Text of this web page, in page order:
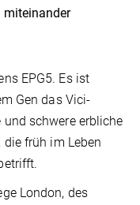
miteinander
EPG5. Es ist
Gen das Vici-
schwere erbliche
früh im Leben
London, des